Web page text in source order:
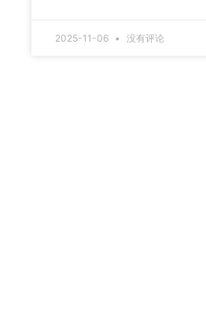
2025-11-06 没有评论